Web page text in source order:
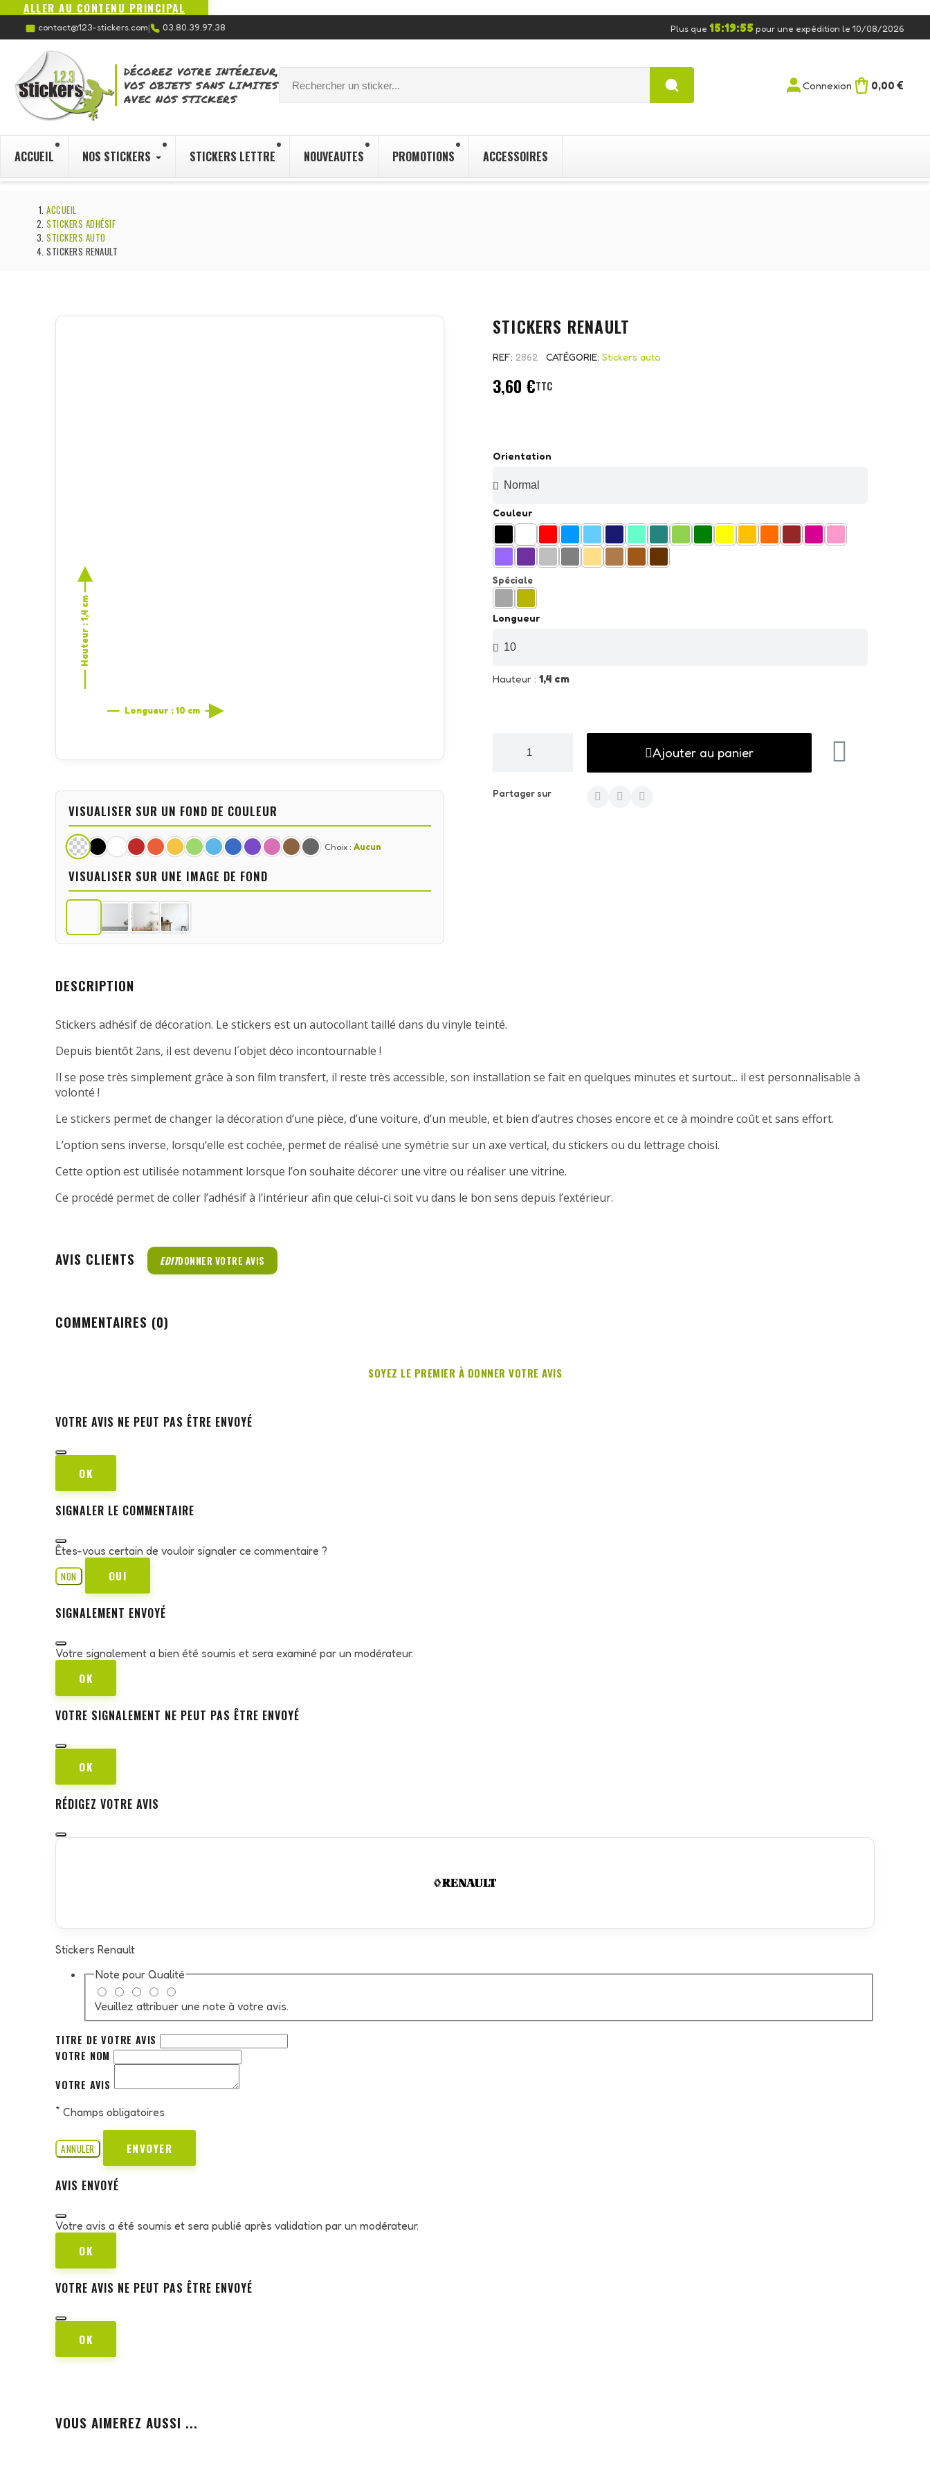
ALLER AU CONTENU PRINCIPAL
contact@123-stickers.com| 03.80.39.97.38 Plus que 15:19:54 pour une expédition le 10/08/2026
DÉCOREZ VOTRE INTÉRIEUR,
VOS OBJETS SANS LIMITES
AVEC NOS STICKERS
Connexion 0,00 €
ACCUEIL NOS STICKERS STICKERS LETTRE NOUVEAUTES PROMOTIONS ACCESSOIRES
ACCUEIL
STICKERS ADHÉSIF
STICKERS AUTO
STICKERS RENAULT
Hauteur : 1,4 cm
Longueur : 10 cm
VISUALISER SUR UN FOND DE COULEUR
Choix : Aucun
VISUALISER SUR UNE IMAGE DE FOND
STICKERS RENAULT
REF 2862 CATÉGORIE Stickers auto
3,60 €TTC
Orientation
Couleur
Spéciale
Longueur
Hauteur : 1,4 cm
Ajouter au panier
Partager sur
DESCRIPTION
Stickers adhésif de décoration. Le stickers est un autocollant taillé dans du vinyle teinté.
Depuis bientôt 2ans, il est devenu l´objet déco incontournable !
Il se pose très simplement grâce à son film transfert, il reste très accessible, son installation se fait en quelques minutes et surtout... il est personnalisable à
volonté !
Le stickers permet de changer la décoration d’une pièce, d’une voiture, d’un meuble, et bien d’autres choses encore et ce à moindre coût et sans effort.
L’option sens inverse, lorsqu’elle est cochée, permet de réalisé une symétrie sur un axe vertical, du stickers ou du lettrage choisi.
Cette option est utilisée notamment lorsque l’on souhaite décorer une vitre ou réaliser une vitrine.
Ce procédé permet de coller l’adhésif à l’intérieur afin que celui-ci soit vu dans le bon sens depuis l’extérieur.
AVIS CLIENTS EDITDONNER VOTRE AVIS
COMMENTAIRES (0)
SOYEZ LE PREMIER À DONNER VOTRE AVIS
VOTRE AVIS NE PEUT PAS ÊTRE ENVOYÉ
OK
SIGNALER LE COMMENTAIRE
Êtes-vous certain de vouloir signaler ce commentaire ?
NON
OUI
SIGNALEMENT ENVOYÉ
Votre signalement a bien été soumis et sera examiné par un modérateur.
OK
VOTRE SIGNALEMENT NE PEUT PAS ÊTRE ENVOYÉ
OK
RÉDIGEZ VOTRE AVIS
Stickers Renault
Note pour Qualité
Veuillez attribuer une note à votre avis.
TITRE DE VOTRE AVIS
VOTRE NOM
VOTRE AVIS
* Champs obligatoires
ANNULER ENVOYER
AVIS ENVOYÉ
Votre avis a été soumis et sera publié après validation par un modérateur.
OK
VOTRE AVIS NE PEUT PAS ÊTRE ENVOYÉ
OK
VOUS AIMEREZ AUSSI ...